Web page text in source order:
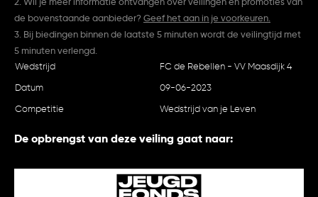
de bovenstaande aanbieder?Geef het aan in je voorkeuren.
3. Bij biedingen binnen de laatste 5 minuten wordt de veilingtijd met
5 minuten verlengd.
Wedstrijd
FC de Rebellen - VV Maasdijk 4
Datum
09-06-2023
Competitie
Wedstrijd van je Leven
De opbrengst van deze veiling gaat naar: